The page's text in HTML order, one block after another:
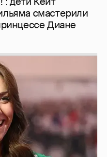
смастерили
Диане